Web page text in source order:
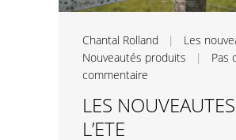
Chantal Rolland | Les
Nouveautés produits | Pas
commentaire
LES
L’ETE